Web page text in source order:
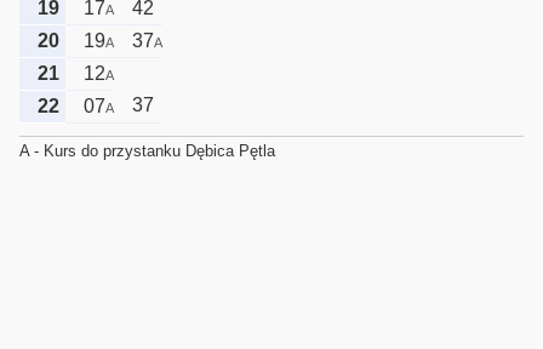
19 17A
42
20
19A 37A
21 12A
22 07A 37
A - Kurs do przystanku Dębica Pętla